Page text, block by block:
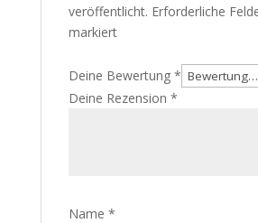
veröffentlicht. Erforderliche
markiert
Deine Bewertung *
Deine Rezension *
Name *